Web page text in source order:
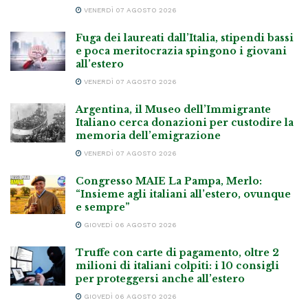
VENERDÌ 07 AGOSTO 2026
Fuga dei laureati dall’Italia, stipendi bassi
e poca meritocrazia spingono i giovani
all’estero
VENERDÌ 07 AGOSTO 2026
Argentina, il Museo dell’Immigrante
Italiano cerca donazioni per custodire la
memoria dell’emigrazione
VENERDÌ 07 AGOSTO 2026
Congresso MAIE La Pampa, Merlo:
“Insieme agli italiani all’estero, ovunque
e sempre”
GIOVEDÌ 06 AGOSTO 2026
Truffe con carte di pagamento, oltre 2
milioni di italiani colpiti: i 10 consigli
per proteggersi anche all’estero
GIOVEDÌ 06 AGOSTO 2026